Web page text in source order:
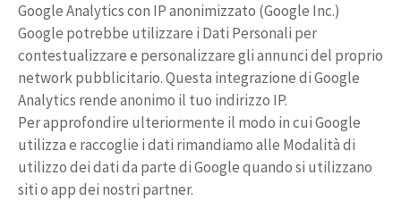
Google Analytics con IP anonimizzato (Google Inc.)
Google potrebbe utilizzare i Dati Personali per
contestualizzare e personalizzare gli annunci del proprio
network pubblicitario. Questa integrazione di Google
Analytics rende anonimo il tuo indirizzo IP.
Per approfondire ulteriormente il modo in cui Google
utilizza e raccoglie i dati rimandiamo alle Modalità di
utilizzo dei dati da parte di Google quando si utilizzano
siti o app dei nostri partner.